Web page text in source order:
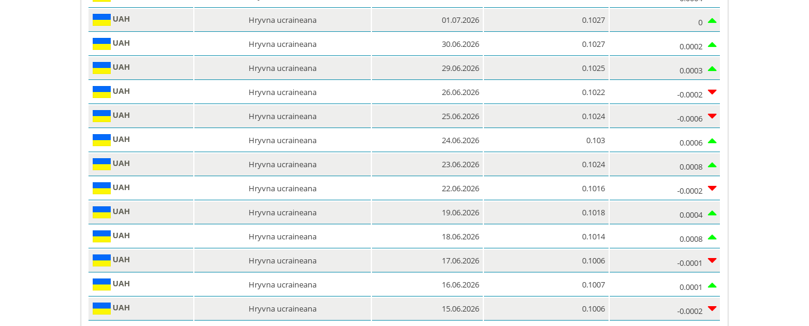
UAH Hryvna ucraineana 01.07.2026 0.1027 0
UAH Hryvna ucraineana 30.06.2026 0.1027 0.0002
UAH Hryvna ucraineana 29.06.2026 0.1025 0.0003
UAH Hryvna ucraineana 26.06.2026 0.1022 -0.0002
UAH Hryvna ucraineana 25.06.2026 0.1024 -0.0006
UAH Hryvna ucraineana 24.06.2026 0.103 0.0006
UAH Hryvna ucraineana 23.06.2026 0.1024 0.0008
UAH Hryvna ucraineana 22.06.2026 0.1016 -0.0002
UAH Hryvna ucraineana 19.06.2026 0.1018 0.0004
UAH Hryvna ucraineana 18.06.2026 0.1014 0.0008
UAH Hryvna ucraineana 17.06.2026 0.1006 -0.0001
UAH Hryvna ucraineana 16.06.2026 0.1007 0.0001
UAH Hryvna ucraineana 15.06.2026 0.1006 -0.0002